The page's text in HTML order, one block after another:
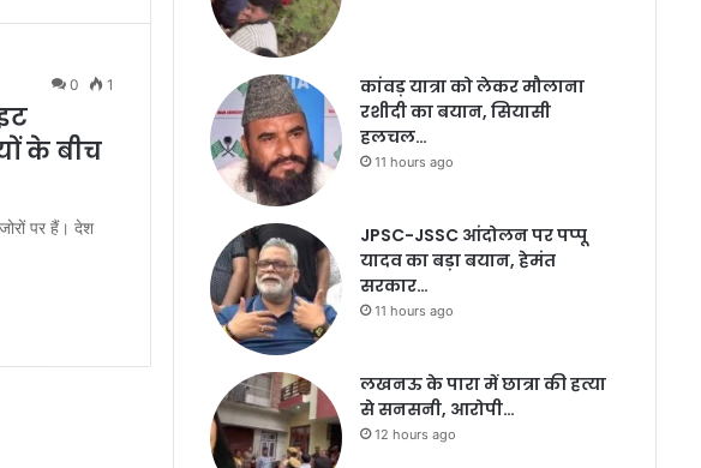
0 1
के बीच
पर हैं। देश
कांवड़ यात्रा को लेकर मौलाना
रशीदी का बयान, सियासी
हलचल…
11 hours ago
JPSC-JSSC आंदोलन पर पप्पू
यादव का बड़ा बयान, हेमंत
सरकार…
11 hours ago
लखनऊ के पारा में छात्रा की हत्या
से सनसनी, आरोपी…
12 hours ago